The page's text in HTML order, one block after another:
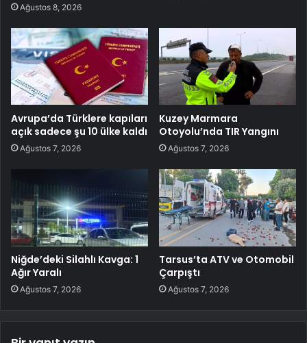
Ağustos 8, 2026
Avrupa’da Türklere kapıları
açık sadece şu 10 ülke kaldı
Ağustos 7, 2026
Kuzey Marmara
Otoyolu’nda TIR Yangını
Ağustos 7, 2026
Niğde’deki Silahlı Kavga: 1
Ağır Yaralı
Ağustos 7, 2026
Tarsus’ta ATV ve Otomobil
Çarpıştı
Ağustos 7, 2026